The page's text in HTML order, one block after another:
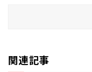
関連記事